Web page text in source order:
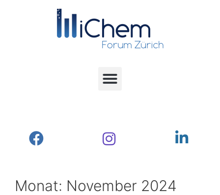
Monat: November 2024